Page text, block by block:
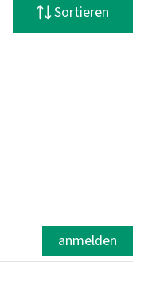
Sortieren
anmelden